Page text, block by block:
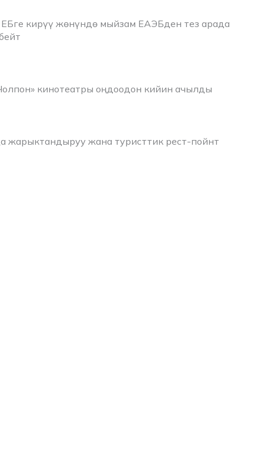
кирүү жөнүндө мыйзам ЕАЭБден тез арада
кинотеатры оңдоодон кийин ачылды
жарыктандыруу жана туристтик рест-пойнт